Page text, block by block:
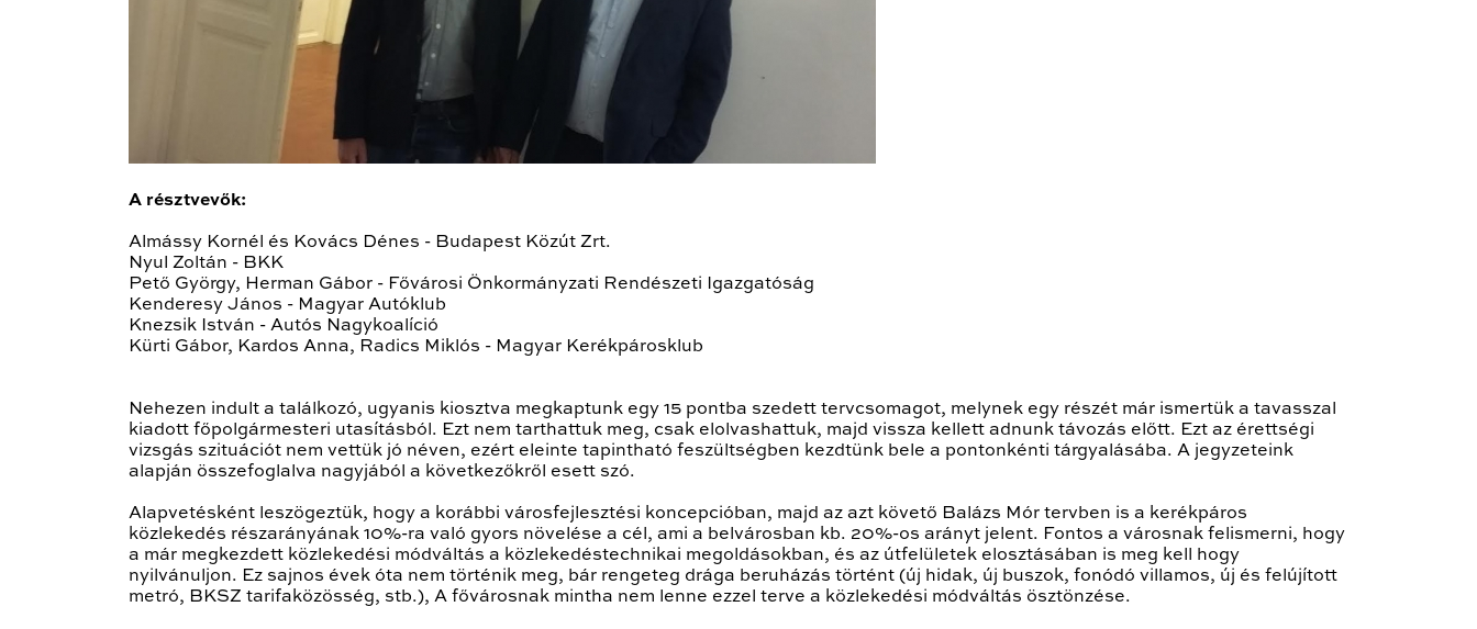
A résztvevők:
Almássy Kornél és Kovács Dénes - Budapest Közút Zrt.
Nyul Zoltán - BKK
Pető György, Herman Gábor - Fővárosi Önkormányzati Rendészeti Igazgatóság
Kenderesy János - Magyar Autóklub
Knezsik István - Autós Nagykoalíció
Kürti Gábor, Kardos Anna, Radics Miklós - Magyar Kerékpárosklub
Nehezen indult a találkozó, ugyanis kiosztva megkaptunk egy 15 pontba szedett tervcsomagot, melynek egy részét már ismertük a tavasszal
kiadott főpolgármesteri utasításból. Ezt nem tarthattuk meg, csak elolvashattuk, majd vissza kellett adnunk távozás előtt. Ezt az érettségi
vizsgás szituációt nem vettük jó néven, ezért eleinte tapintható feszültségben kezdtünk bele a pontonkénti tárgyalásába. A jegyzeteink
alapján összefoglalva nagyjából a következőkről esett szó.
Alapvetésként leszögeztük, hogy a korábbi városfejlesztési koncepcióban, majd az azt követő Balázs Mór tervben is a kerékpáros
közlekedés részarányának 10%-ra való gyors növelése a cél, ami a belvárosban kb. 20%-os arányt jelent. Fontos a városnak felismerni, hogy
a már megkezdett közlekedési módváltás a közlekedéstechnikai megoldásokban, és az útfelületek elosztásában is meg kell hogy
nyilvánuljon. Ez sajnos évek óta nem történik meg, bár rengeteg drága beruházás történt (új hidak, új buszok, fonódó villamos, új és felújított
metró, BKSZ tarifaközösség, stb.), A fővárosnak mintha nem lenne ezzel terve a közlekedési módváltás ösztönzése.